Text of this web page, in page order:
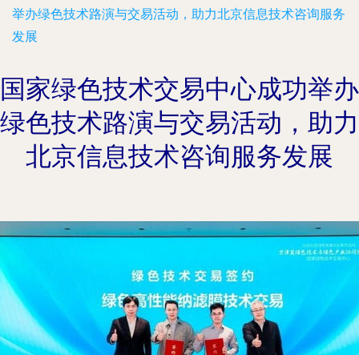
举办绿色技术路演与交易活动，助力北京信息技术咨询服务
发展
国家绿色技术交易中心成功举办
绿色技术路演与交易活动，助力
北京信息技术咨询服务发展